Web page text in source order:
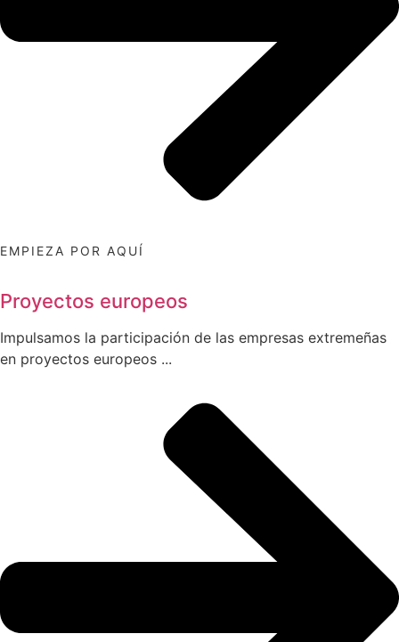
EMPIEZA POR AQUÍ
Proyectos europeos
Impulsamos la participación de las empresas extremeñas
en proyectos europeos ...